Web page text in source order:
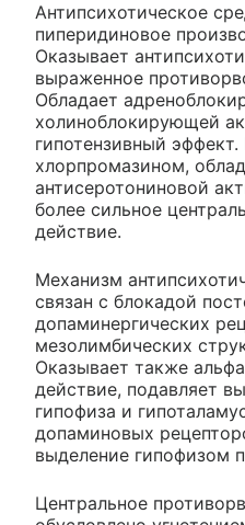
Антипсихотическое
пиперидиновое
Оказывает
выраженное
Обладает
холиноблокирующей
гипотензивный
хлорпромазином,
антисеротониновой
более сильное
действие.
Механизм
связан с блокадой
допаминергических
мезолимбических
Оказывает также
действие, подавляет
гипофиза и
допаминовых
выделение гипофизом
Центральное